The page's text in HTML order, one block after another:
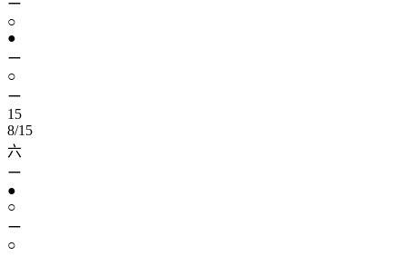
ー
○
●
ー
○
ー
15
8/15
六
ー
●
○
ー
○